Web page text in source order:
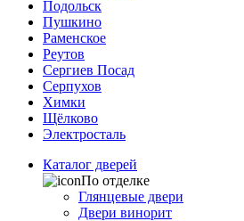
Подольск
Пушкино
Раменское
Реутов
Сергиев Посад
Серпухов
Химки
Щёлково
Электросталь
Каталог дверей
По отделке
Глянцевые двери
Двери винорит